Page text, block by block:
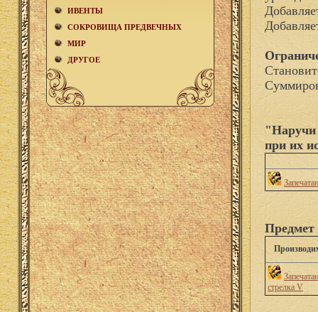
ИВЕНТЫ
СОКРОВИЩА ПРЕДВЕЧНЫХ
МИР
ДРУГОЕ
"Наручи
при их
Предмет
стрелка V